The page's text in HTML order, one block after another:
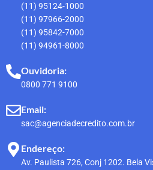
(11) 95124-1000
(11) 97966-2000
(11) 95842-7000
(11) 94961-8000
Ouvidoria:
0800 771 9100
Email:
sac@agenciadecredito.com.br
Endereço:
Av. Paulista 726, Conj 1202. Bela